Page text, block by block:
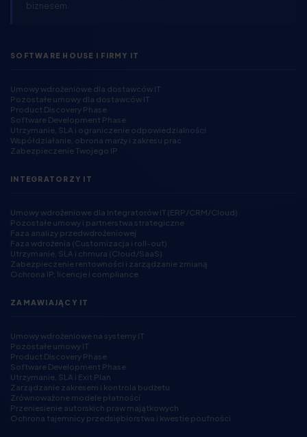
biznesem.
SOFTWARE HOUSE I FIRMY IT
Umowy wdrożeniowe dla dostawców IT
Pozostałe umowy dla dostawców IT
Product Discovery Phase
Software Development Phase
Utrzymanie, SLA i ograniczenie odpowiedzialności
Współdziałanie, obrona marży i zakresu prac
Zabezpieczenie Twojego IP
INTEGRATORZY IT
Umowy wdrożeniowe dla Integratorów IT (ERP/CRM/Cloud)
Pozostałe umowy i partnerstwa strategiczne
Faza analizy przedwdrożeniowej
Faza wdrożenia (Customizacja i roll-out)
Utrzymanie, SLA i chmura (Cloud/SaaS)
Zabezpieczenie rentowności i zarządzanie zmianą
Ochrona IP, licencje i compliance
ZAMAWIAJĄCY IT
Umowy wdrożeniowe na systemy IT
Pozostałe umowy IT
Product Discovery Phase
Software Development Phase
Utrzymanie, SLA i Exit Plan
Zarządzanie zakresem i kontrola budżetu
Zrównoważone modele płatności
Przeniesienie autorskich praw majątkowych
Ochrona tajemnicy przedsiębiorstwa i kwestie poufności